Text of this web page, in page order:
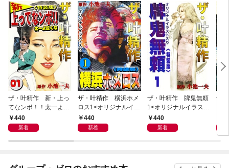
ザ・叶精作 新・上っ
てなンボ！！太一よ泣
くな1<特装版>
440
新着
ザ・叶精作 横浜ホメ
ロス1<オリジナルイラ
スト入り特装版>
440
新着
ザ・叶精作 牌鬼無頼
1<オリジナルイラスト
入り特装版>
440
新着
ザ